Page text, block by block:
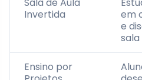
Sala de Aula
Invertida
em
e
sala
Ensino por